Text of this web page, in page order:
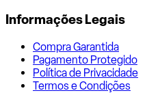
Informações Legais
Compra Garantida
Pagamento Protegido
Política de Privacidade
Termos e Condições